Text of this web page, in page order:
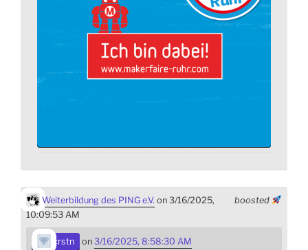
boosted
Weiterbildung des PING e.V. on 3/16/2025,
10:09:53 AM
crstn on 3/16/2025, 8:58:30 AM